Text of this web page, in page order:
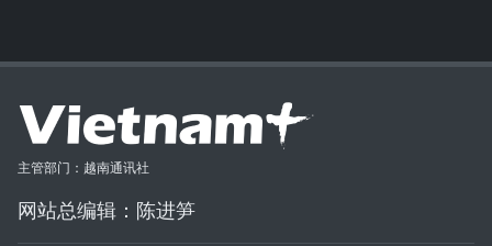
主管部门：越南通讯社
网站总编辑：陈进笋